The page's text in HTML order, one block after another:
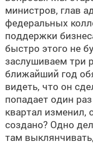
министров, глав
федеральных
поддержки
быстро этого не
заслушиваем три
ближайший год
видеть, что он
попадает один
квартал изменил,
создано? Одно
там